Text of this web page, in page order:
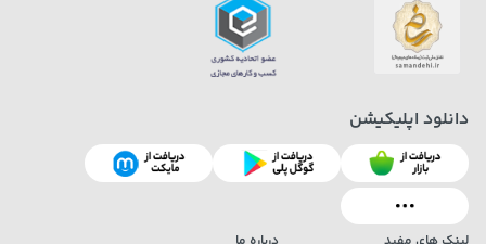
129,000 تومان
145,900
خرید 701,000 تومان
دانلود اپلیکیشن